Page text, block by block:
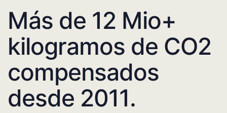
Más de 12 Mio+
kilogramos de CO2
compensados
desde 2011.